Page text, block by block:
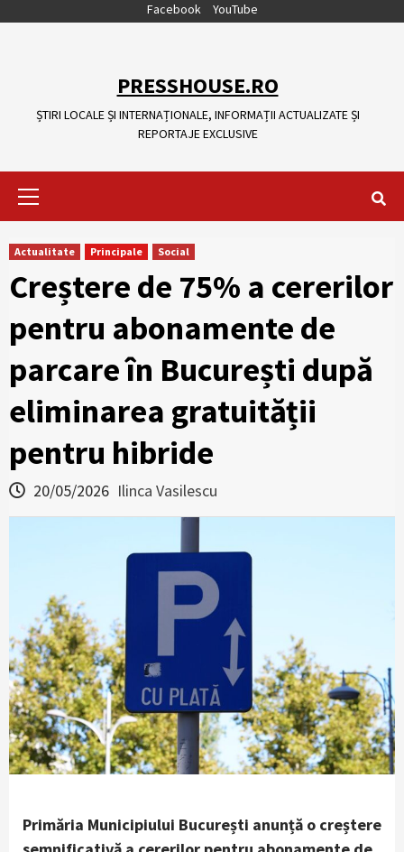
Facebook YouTube
PRESSHOUSE.RO
ȘTIRI LOCALE ȘI INTERNAȚIONALE, INFORMAȚII ACTUALIZATE ȘI
REPORTAJE EXCLUSIVE
Actualitate Principale Social
Creștere de 75% a cererilor
pentru abonamente de
parcare în București după
eliminarea gratuității
pentru hibride
20/05/2026 Ilinca Vasilescu
Primăria Municipiului București anunță o creștere